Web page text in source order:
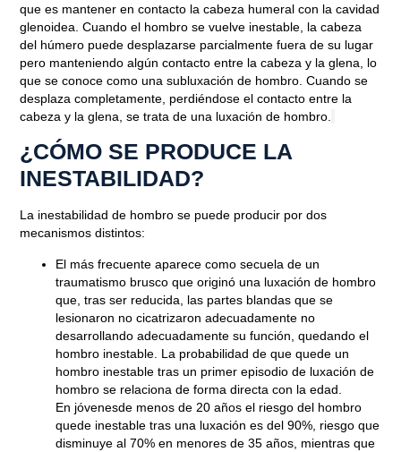
TRATAMIENTO DE LA
LUXACIÓN Y LA
INESTABILIDAD DE HOMBRO
Septiembre 18, 2018
que es mantener en contacto la cabeza humeral con la cavidad
glenoidea. Cuando el hombro se vuelve inestable, la cabeza
del húmero puede desplazarse parcialmente fuera de su lugar
pero manteniendo algún contacto entre la cabeza y la glena, lo
que se conoce como unasubluxación de hombro . Cuando se
desplaza completamente, perdiéndose el contacto entre la
cabeza y la glena, se trata de una luxación de hombro.
¿CÓMO SE PRODUCE LA
INESTABILIDAD?
La inestabilidad de hombro se puede producir pordos
mecanismos distintos:
El más frecuente aparece como secuela de un
traumatismo brusco que originó una luxación de hombro
que, tras ser reducida, las partes blandas que se
lesionaron no cicatrizaron adecuadamente no
desarrollando adecuadamente su función, quedando el
hombro inestable. La probabilidad de que quede un
hombro inestable tras un primer episodio de luxación de
hombro se relaciona de forma directa con la edad.
En jóvenesde menos de 20 años el riesgo del hombro
quede inestable tras una luxación es del 90%, riesgo que
disminuye al 70% en menores de 35 años, mientras que